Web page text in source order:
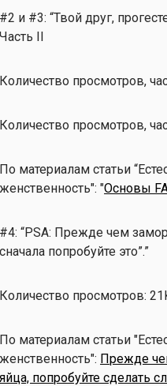
#2 и #3: “Твой друг,
Часть II
Количество просмотров,
Количество просмотров,
По материалам статьи
женственность": "Основы
#4: “PSA: Прежде чем
сначала попробуйте это”.”
Количество просмотров:
По материалам статьи
женственность": Прежде
яйца, попробуйте сделать